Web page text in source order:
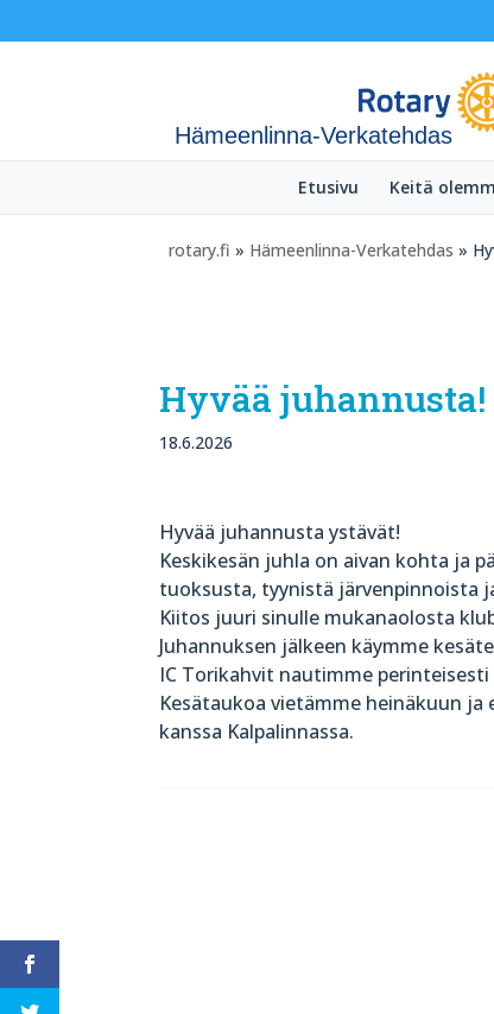
Hämeenlinna-Verkatehdas
Etusivu Keitä
rotary.fi » Hämeenlinna-Verkatehdas »
Hyvää juhannusta!
18.6.2026
Hyvää juhannusta ystävät!
Keskikesän juhla on aivan kohta ja
tuoksusta, tyynistä järvenpinnoista
Kiitos juuri sinulle mukanaolosta
Juhannuksen jälkeen käymme
IC Torikahvit nautimme
Kesätaukoa vietämme heinäkuun ja
kanssa Kalpalinnassa.